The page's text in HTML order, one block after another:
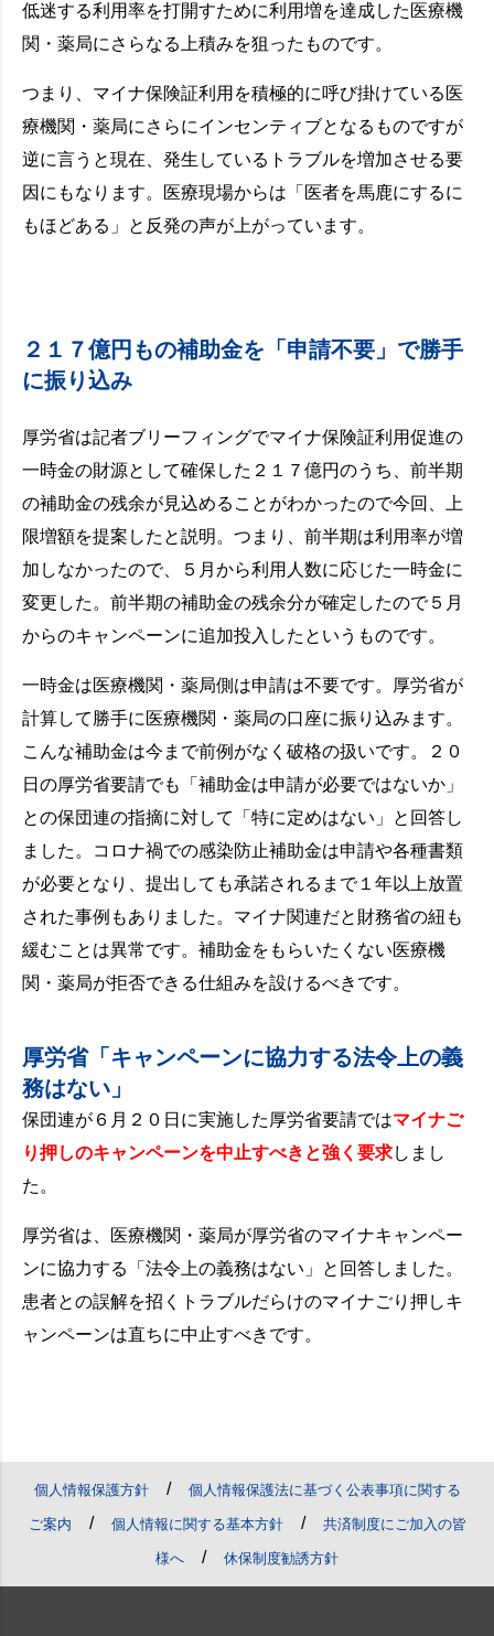
低迷する利用率を打開すために利用増を達成した医療機
関・薬局にさらなる上積みを狙ったものです。
つまり、マイナ保険証利用を積極的に呼び掛けている医
療機関・薬局にさらにインセンティブとなるものですが
逆に言うと現在、発生しているトラブルを増加させる要
因にもなります。医療現場からは「医者を馬鹿にするに
もほどある」と反発の声が上がっています。
２１７億円もの補助金を「申請不要」で勝手
に振り込み
厚労省は記者ブリーフィングでマイナ保険証利用促進の
一時金の財源として確保した２１７億円のうち、前半期
の補助金の残余が見込めることがわかったので今回、上
限増額を提案したと説明。つまり、前半期は利用率が増
加しなかったので、５月から利用人数に応じた一時金に
変更した。前半期の補助金の残余分が確定したので５月
からのキャンペーンに追加投入したというものです。
一時金は医療機関・薬局側は申請は不要です。厚労省が
計算して勝手に医療機関・薬局の口座に振り込みます。
こんな補助金は今まで前例がなく破格の扱いです。２０
日の厚労省要請でも「補助金は申請が必要ではないか」
との保団連の指摘に対して「特に定めはない」と回答し
ました。コロナ禍での感染防止補助金は申請や各種書類
が必要となり、提出しても承諾されるまで１年以上放置
された事例もありました。マイナ関連だと財務省の紐も
緩むことは異常です。補助金をもらいたくない医療機
関・薬局が拒否できる仕組みを設けるべきです。
厚労省「キャンペーンに協力する法令上の義
務はない」
保団連が６月２０日に実施した厚労省要請ではマイナご
り押しのキャンペーンを中止すべきと強く要求しまし
た。
厚労省は、医療機関・薬局が厚労省のマイナキャンペー
ンに協力する「法令上の義務はない」と回答しました。
患者との誤解を招くトラブルだらけのマイナごり押しキ
ャンペーンは直ちに中止すべきです。
個人情報保護方針/ 個人情報保護法に基づく公表事項に関する
ご案内 / 個人情報に関する基本方針/ 共済制度にご加入の皆
様へ / 休保制度勧誘方針